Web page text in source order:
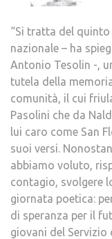
“Si tratta del
nazionale – ha
Antonio Tesolin -,
tutela della
comunità, il cui
Pasolini che da
lui caro come San
suoi versi.
abbiamo voluto,
contagio, svolgere
giornata poetica:
di speranza per il
giovani del Servizio